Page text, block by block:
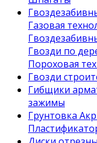
Газовая
Гвозди по
Пороховая
Гвозди
Гибщики
зажимы
Грунтовка